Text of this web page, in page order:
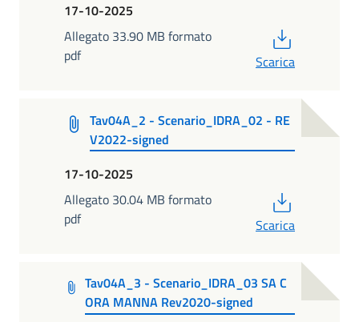
17-10-2025
Allegato 33.90 MB formato
pdf
Scarica
Tav04A_2 - Scenario_IDRA_02 - RE
V2022-signed
17-10-2025
Allegato 30.04 MB formato
pdf
Scarica
Tav04A_3 - Scenario_IDRA_03 SA C
ORA MANNA Rev2020-signed